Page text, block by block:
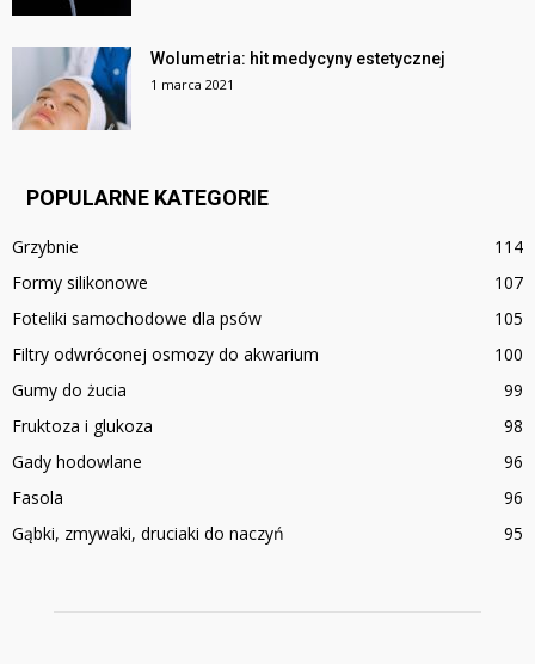
Wolumetria: hit medycyny estetycznej
1 marca 2021
POPULARNE KATEGORIE
Grzybnie
114
Formy silikonowe
107
Foteliki samochodowe dla psów
105
Filtry odwróconej osmozy do akwarium
100
Gumy do żucia
99
Fruktoza i glukoza
98
Gady hodowlane
96
Fasola
96
Gąbki, zmywaki, druciaki do naczyń
95